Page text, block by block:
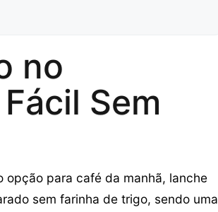
no
Sem
opção para café da manhã, lanche
sem farinha de trigo, sendo uma